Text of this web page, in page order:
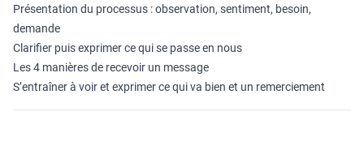
Présentation du processus : observation, sentiment, besoin,
demande
Clarifier puis exprimer ce qui se passe en nous
Les 4 manières de recevoir un message
S’entraîner à voir et exprimer ce qui va bien et un remerciement